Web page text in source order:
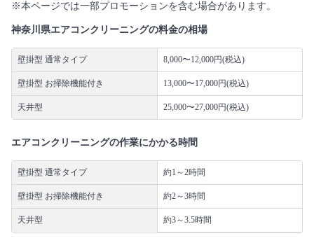
※本ページでは一部プロモーションを含む場合があります。
神奈川県エアコンクリーニングの料金の相場
壁掛型 通常タイプ 8,000〜12,000円(税込)
壁掛型 お掃除機能付き 13,000〜17,000円(税込)
天井型 25,000〜27,000円(税込)
エアコンクリーニングの作業にかかる時間
壁掛型 通常タイプ 約1～2時間
壁掛型 お掃除機能付き 約2～3時間
天井型 約3～3.5時間